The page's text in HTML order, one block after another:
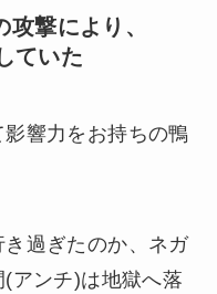
撃により、
ていた
響力をお持ちの鴨
過ぎたのか、ネガ
アンチ)は地獄へ落